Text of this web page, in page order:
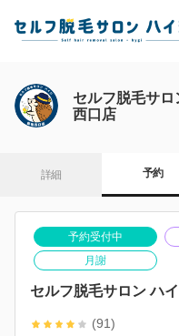
セルフ脱毛サ
西口店
詳細 予約
予約受付中
月謝
セルフ脱毛サロン ハ
(91)